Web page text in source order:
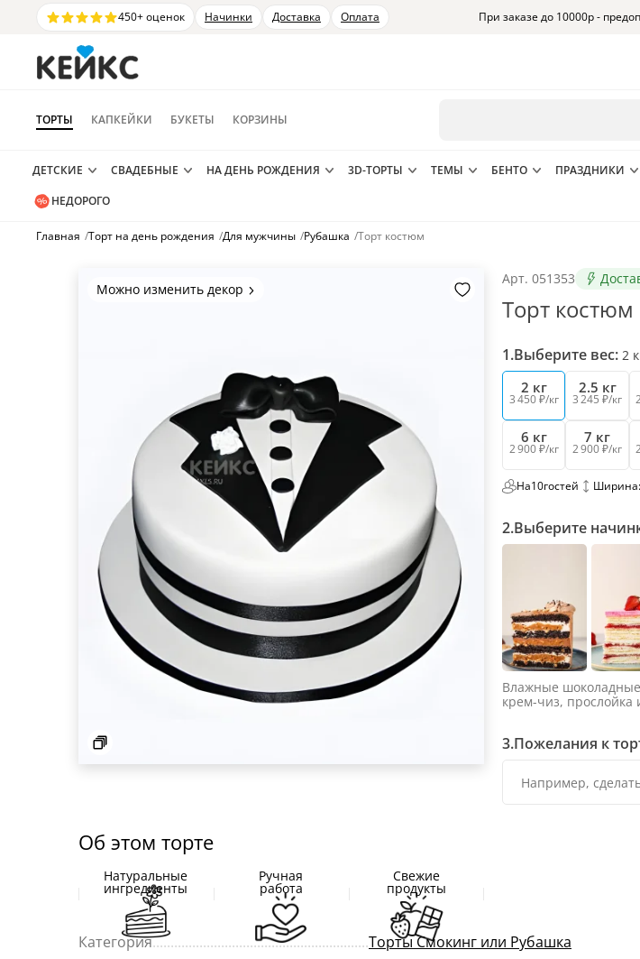
450+ оценок Начинки Доставка Оплата При заказе до 10000р -
ТОРТЫ КАПКЕЙКИ БУКЕТЫ КОРЗИНЫ
ДЕТСКИЕ СВАДЕБНЫЕ НА ДЕНЬ РОЖДЕНИЯ 3D-ТОРТЫ ТЕМЫ БЕНТО ПРАЗДНИКИ
НЕДОРОГО
Главная /Торт на день рождения /Для мужчины /Рубашка /Торт костюм
Можно изменить декор
Арт. 051353
Торт костюм
1.Выберите вес: 2
2 кг
3 450 ₽/кг
2.5 кг
3 245 ₽/кг
6 кг
2 900 ₽/кг
7 кг
2 900 ₽/кг
На10гостей Ширина:
2.Выберите
Влажные
крем-чиз, прослойка
карамели, не
3.Пожелания к
Об этом торте
Натуральные
ингредиенты
Ручная
работа
Свежие
продукты
Категория............................................................Торты Смокинг или Рубашка